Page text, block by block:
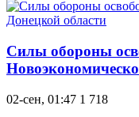
Силы обороны
02-сен, 01:47 1 718